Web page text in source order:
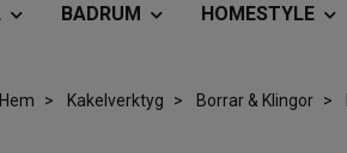
BADRUM HOMESTYLE
Hem Kakelverktyg Borrar & Klingor